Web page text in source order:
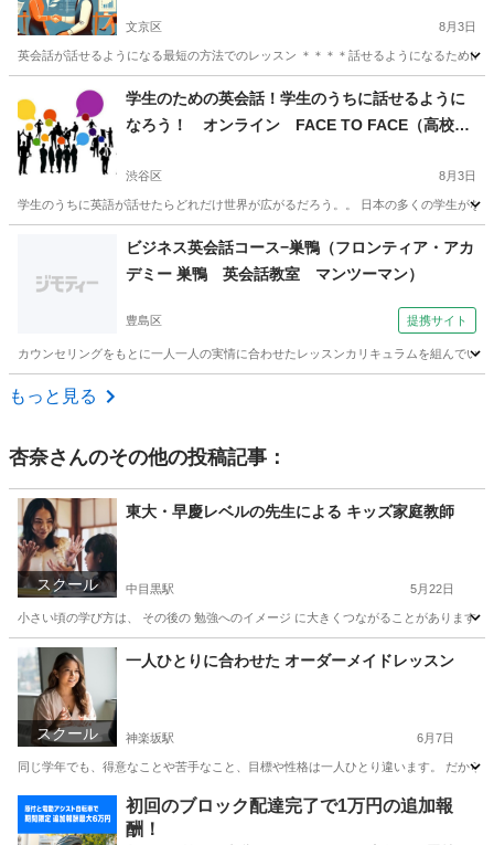
文京区 8月3日
英会話が話せるようになる最短の方法でのレッスン ＊＊＊＊話せるようになるため
文京区 英語 先生
学生のための英会話！学生のうちに話せるように
なろう！ オンライン FACE TO FACE（高校
渋谷区 8月3日
学生のうちに英語が話せたらどれだけ世界が広がるだろう。。 日本の多くの学生が
英語 オンライン
ビジネス英会話コース−巣鴨（フロンティア・アカ
デミー 巣鴨 英会話教室 マンツーマン）
豊島区 提携サイト
カウンセリングをもとに一人一人の実情に合わせたレッスンカリキュラムを組んでい
東京 豊島区
もっと見る
杏奈さんのその他の投稿記事：
スクール
東大・早慶レベルの先生による キッズ家庭教師
中目黒駅 5月22日
小さい頃の学び方は、 その後の 勉強へのイメージ に大きくつながることがあります
東京 目黒区 中目黒駅 家庭教師 早慶
スクール
一人ひとりに合わせた オーダーメイドレッスン
神楽坂駅 6月7日
同じ学年でも、得意なことや苦手なこと、目標や性格は一人ひとり違います。 だか
神楽坂駅 英会話 レッスン
初回のブロック配達完了で1万円の追加報
酬！